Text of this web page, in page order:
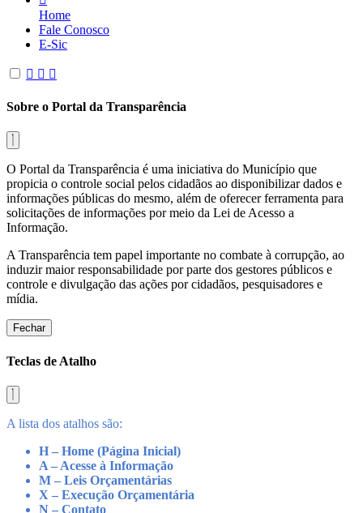
Home
Fale Conosco
E-Sic
Sobre o Portal da Transparência
O Portal da Transparência é uma iniciativa do Município que
propicia o controle social pelos cidadãos ao disponibilizar dados e
informações públicas do mesmo, além de oferecer ferramenta para
solicitações de informações por meio da Lei de Acesso a
Informação.
A Transparência tem papel importante no combate à corrupção, ao
induzir maior responsabilidade por parte dos gestores públicos e
controle e divulgação das ações por cidadãos, pesquisadores e
mídia.
Fechar
Teclas de Atalho
A lista dos atalhos são:
H – Home (Página Inicial)
A – Acesse à Informação
M – Leis Orçamentárias
X – Execução Orçamentária
N – Contato